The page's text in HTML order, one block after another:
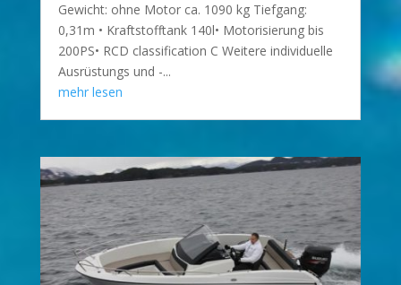
Gewicht: ohne Motor ca. 1090 kg Tiefgang:
0,31m • Kraftstofftank 140l• Motorisierung bis
200PS• RCD classification C Weitere individuelle
Ausrüstungs und -...
mehr lesen